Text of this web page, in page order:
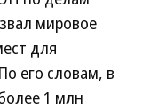
мировое
для
его словам, в
1 млн